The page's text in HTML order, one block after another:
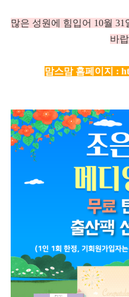
많은 성원에 힘입어 10월 31
바
맘스맘 홈페이지 :